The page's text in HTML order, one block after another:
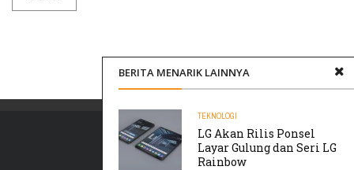
BERITA MENARIK LAINNYA
TEKNOLOGI
LG Akan Rilis Ponsel
Layar Gulung dan Seri LG
Rainbow